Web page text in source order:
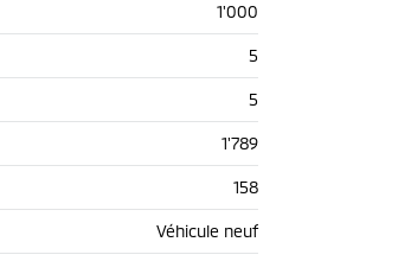
1'000
5
5
1'789
158
Véhicule neuf